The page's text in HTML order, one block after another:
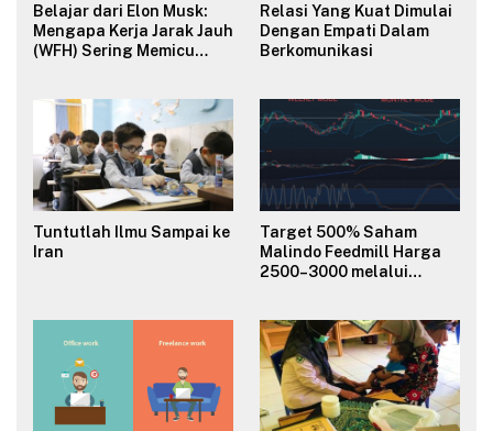
Belajar dari Elon Musk:
Mengapa Kerja Jarak Jauh
(WFH) Sering Memicu
Relasi Yang Kuat Dimulai
Dengan Empati Dalam
Berkomunikasi
Tuntutlah Ilmu Sampai ke
Iran
Target 500% Saham
Malindo Feedmill Harga
2500–3000 melalui